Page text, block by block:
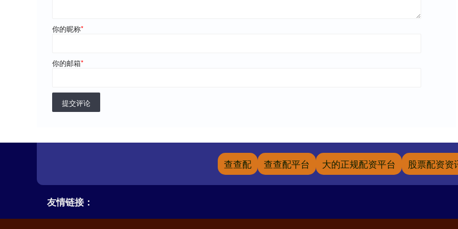
你的昵称*
你的邮箱*
提交评论
查查配 查查配平台 大的正规配资平台 股票配资资
友情链接：